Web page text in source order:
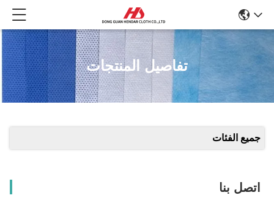
تفاصيل المنتجات
جميع الفئات
اتصل بنا